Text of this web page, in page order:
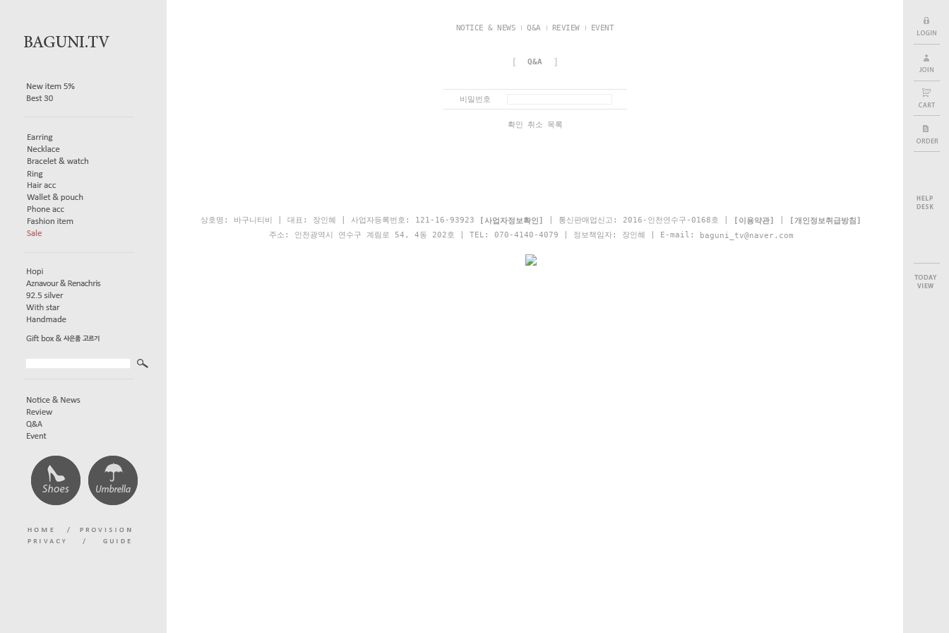
NOTICE & NEWS Q&A REVIEW EVENT
[ Q&A ]
비밀번호
확인 취소 목록
상호명: 바구니티비 | 대표: 장인혜 | 사업자등록번호: 121-16-93923 [사업자정보확인] | 통신판매업신고: 2016-인천연수구-0168호 | [이용약관]
[개인정보취급방침]
주소: 인천광역시 연수구 계림로 54, 4동 202호 | TEL: 070-4140-4079 | 정보책임자: 장인혜 | E-mail:
baguni_tv@naver.com